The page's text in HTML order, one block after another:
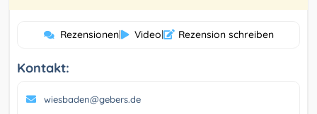
Rezensionen| Video| Rezension schreiben
Kontakt:
wiesbaden@gebers.de